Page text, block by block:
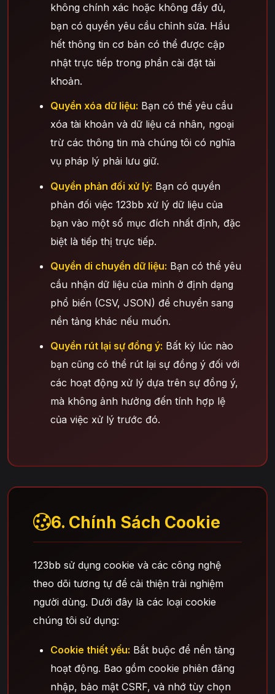
không chính xác hoặc không đầy đủ,
bạn có quyền yêu cầu chỉnh sửa. Hầu
hết thông tin cơ bản có thể được cập
nhật trực tiếp trong phần cài đặt tài
khoản.
Quyền xóa dữ liệu: Bạn có thể yêu cầu
xóa tài khoản và dữ liệu cá nhân, ngoại
trừ các thông tin mà chúng tôi có nghĩa
vụ pháp lý phải lưu giữ.
Quyền phản đối xử lý: Bạn có quyền
phản đối việc 123bb xử lý dữ liệu của
bạn vào một số mục đích nhất định, đặc
biệt là tiếp thị trực tiếp.
Quyền di chuyển dữ liệu: Bạn có thể yêu
cầu nhận dữ liệu của mình ở định dạng
phổ biến (CSV, JSON) để chuyển sang
nền tảng khác nếu muốn.
Quyền rút lại sự đồng ý: Bất kỳ lúc nào
bạn cũng có thể rút lại sự đồng ý đối với
các hoạt động xử lý dựa trên sự đồng ý,
mà không ảnh hưởng đến tính hợp lệ
của việc xử lý trước đó.
6. Chính Sách Cookie
123bb sử dụng cookie và các công nghệ
theo dõi tương tự để cải thiện trải nghiệm
người dùng. Dưới đây là các loại cookie
chúng tôi sử dụng:
Cookie thiết yếu: Bắt buộc để nền tảng
hoạt động. Bao gồm cookie phiên đăng
nhập, bảo mật CSRF, và nhớ tùy chọn